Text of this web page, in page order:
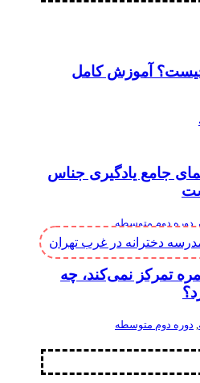
آموزش کامل
جامع یادگیری جناس
دوره دوم متوسطه
تمرکز نمی‌کند، چه
, دوره دوم متوسطه